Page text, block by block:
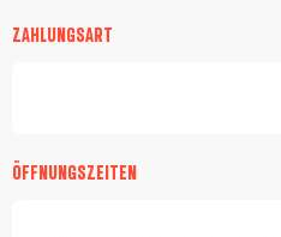
ZAHLUNGSART
ÖFFNUNGSZEITEN